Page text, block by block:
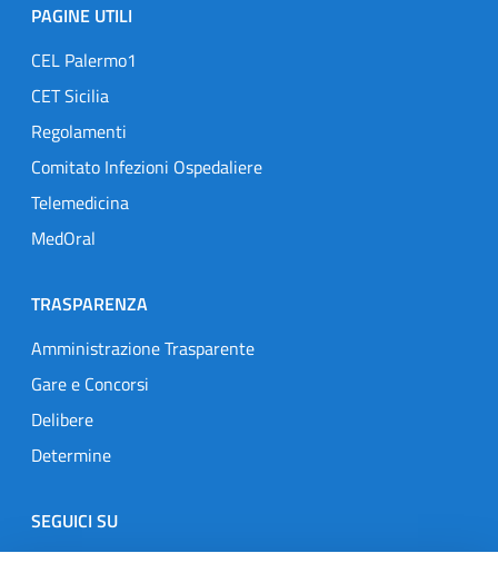
PAGINE UTILI
CEL Palermo1
CET Sicilia
Regolamenti
Comitato Infezioni Ospedaliere
Telemedicina
MedOral
TRASPARENZA
Amministrazione Trasparente
Gare e Concorsi
Delibere
Determine
SEGUICI SU
Designers Italia
TwitterInstagramYoutubeLinkedin